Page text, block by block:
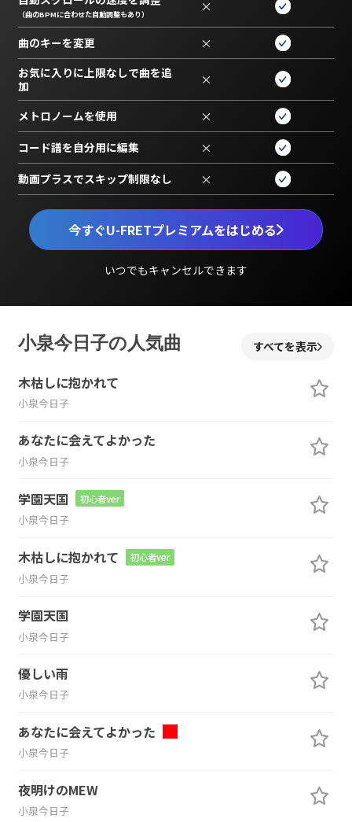
今すぐU-FRETプレミアムをはじめる
いつでもキャンセルできます
（曲のBPMに合わせた自動調整もあり） ×
曲のキーを変更 ×
お気に入りに上限なしで曲を追
加
×
メトロノームを使用 ×
コード譜を自分用に編集 ×
動画プラスでスキップ制限なし ×
小泉今日子の人気曲 すべてを表示
木枯しに抱かれて
小泉今日子
あなたに会えてよかった
小泉今日子
学園天国 初心者ver
小泉今日子
木枯しに抱かれて 初心者ver
小泉今日子
学園天国
小泉今日子
優しい雨
小泉今日子
あなたに会えてよかった
小泉今日子
夜明けのMEW
小泉今日子